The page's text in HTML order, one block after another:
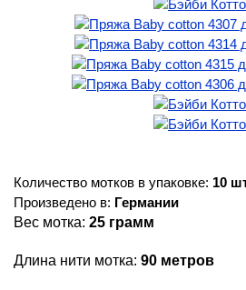
Количество мотков в упаковке: 10
Произведено в: Германии
Вес мотка: 25 грамм
Длина нити мотка: 90 метров